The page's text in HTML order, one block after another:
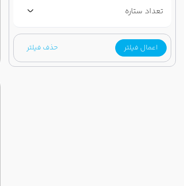
تعداد ستاره
اعمال فیلتر حذف فیلتر